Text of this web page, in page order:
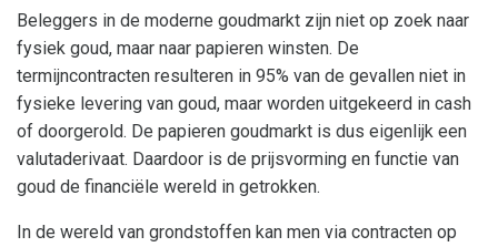
Beleggers in de moderne goudmarkt zijn niet op zoek naar
fysiek goud, maar naar papieren winsten. De
termijncontracten resulteren in 95% van de gevallen niet in
fysieke levering van goud, maar worden uitgekeerd in cash
of doorgerold. De papieren goudmarkt is dus eigenlijk een
valutaderivaat. Daardoor is de prijsvorming en functie van
goud de financiële wereld in getrokken.
In de wereld van grondstoffen kan men via contracten op